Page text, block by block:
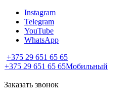
Instagram
Telegram
YouTube
WhatsApp
+375 29 651 65 65
+375 29 651 65 65Мобильный
Заказать звонок